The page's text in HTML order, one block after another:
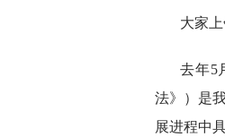
大家
去年5
法》）是
展进程中